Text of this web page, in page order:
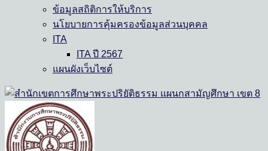
ข้อมูลสถิติการให้บริการ
นโยบายการคุ้มครองข้อมูลส่วนบุคคล
ITA
ITA ปี 2567
แผนผังเว็บไซต์